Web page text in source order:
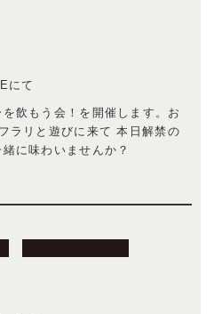
にて
飲もう会！を開催します。お
ラリと遊びに来て 本日解禁の
に味わいませんか？